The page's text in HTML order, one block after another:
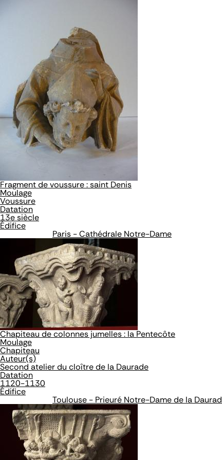
Fragment de voussure : saint Denis
Moulage
Voussure
Datation
13e siècle
Édifice
Paris - Cathédrale Notre-Dame
Chapiteau de colonnes jumelles : la Pentecôte
Moulage
Chapiteau
Auteur(s)
Second atelier du cloître de la Daurade
Datation
1120-1130
Édifice
Toulouse - Prieuré Notre-Dame de la